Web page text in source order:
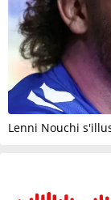
Lenni Nouchi